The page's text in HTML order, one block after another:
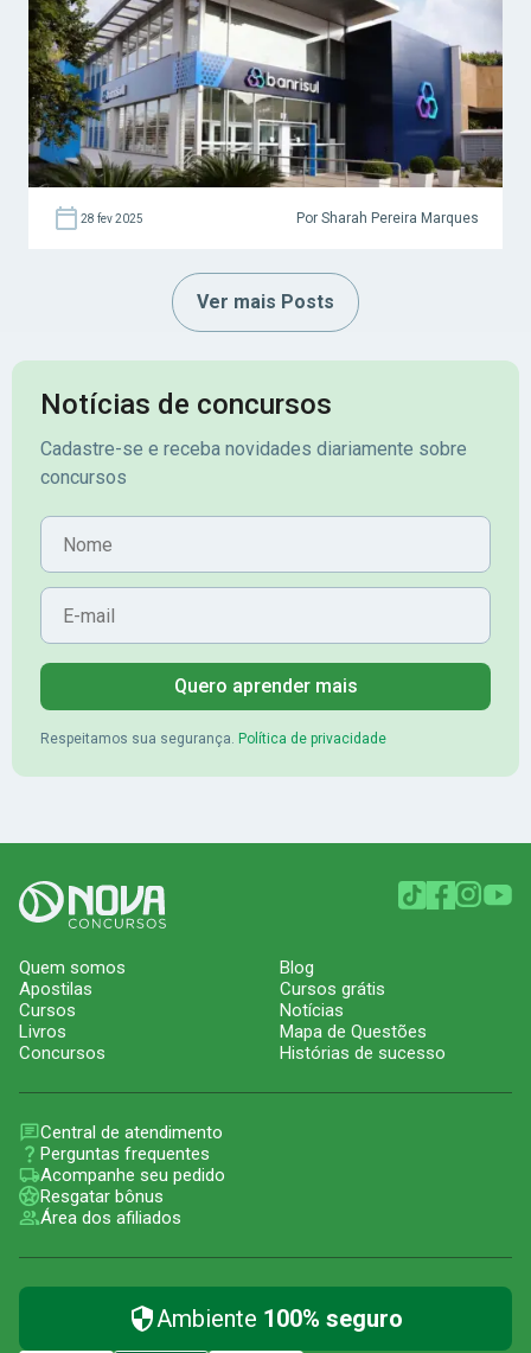
28 fev 2025 Por Sharah Pereira Marques
Ver mais Posts
Notícias de concursos
Cadastre-se e receba novidades diariamente sobre
concursos
Nome
E-mail
Quero aprender mais
Respeitamos sua segurança. Política de privacidade
Quem somos
Apostilas
Cursos
Livros
Concursos
Blog
Cursos grátis
Notícias
Mapa de Questões
Histórias de sucesso
Central de atendimento
Perguntas frequentes
Acompanhe seu pedido
Resgatar bônus
Área dos afiliados
Ambiente 100% seguro